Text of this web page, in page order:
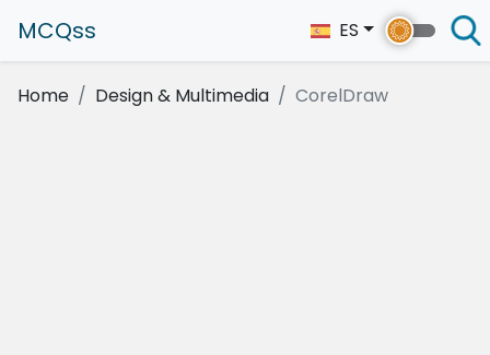
MCQss ES
Home Design & Multimedia CorelDraw